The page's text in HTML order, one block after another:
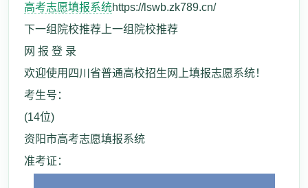
高考志愿填报系统https://lswb.zk789.cn/
下一组院校推荐上一组院校推荐
网 报 登 录
欢迎使用四川省普通高校招生网上填报志愿系统！
考生号：
(14位)
资阳市高考志愿填报系统
准考证：